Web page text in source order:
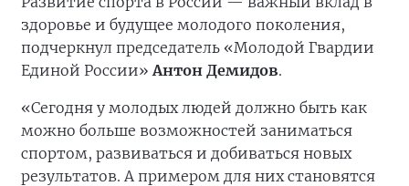
здоровье и будущее молодого поколения,
подчеркнул председатель «Молодой Гвардии
Единой России»Антон Демидов.
«Сегодня у молодых людей должно быть как
можно больше возможностей заниматься
спортом, развиваться и добиваться новых
результатов. А примером для них становятся